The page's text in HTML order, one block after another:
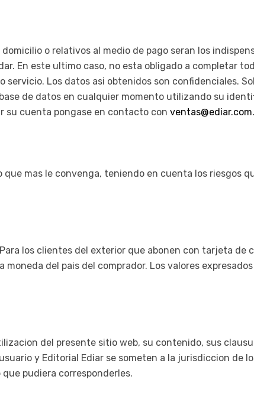
o relativos al medio de pago seran los
En este ultimo caso, no esta obligado a completar
Los datos asi obtenidos son confidenciales.
de datos en cualquier momento utilizando su
su cuenta pongase en contacto con
mas le convenga, teniendo en cuenta los riesgos
los clientes del exterior que abonen con tarjeta de
del pais del comprador. Los valores
del presente sitio web, su contenido, sus
y Editorial Ediar se someten a la jurisdiccion de
pudiera corresponderles.